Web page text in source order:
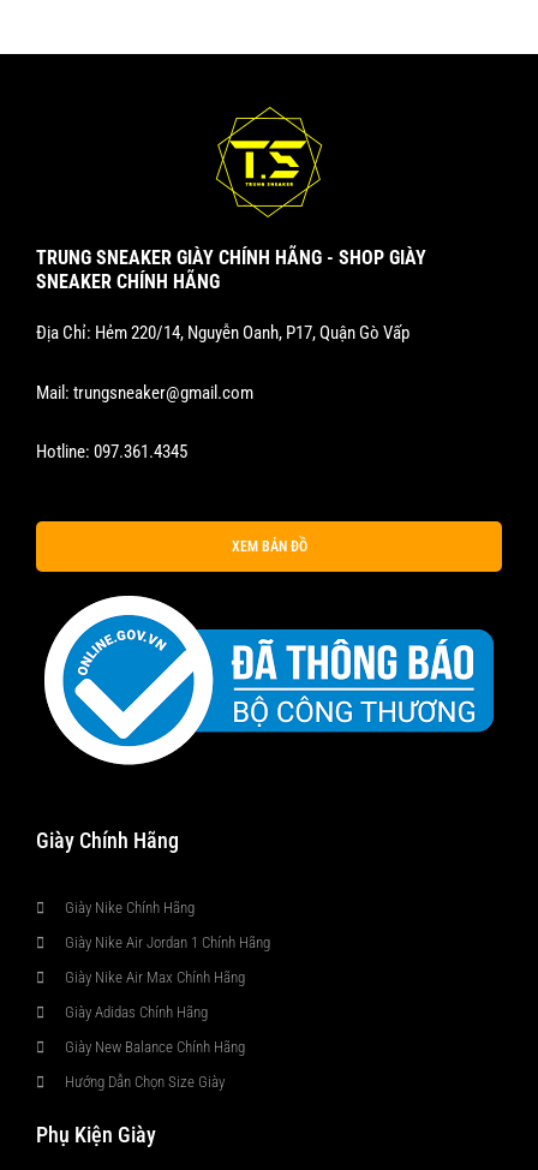
TRUNG SNEAKER GIÀY CHÍNH HÃNG - SHOP GIÀY
SNEAKER CHÍNH HÃNG
Địa Chỉ: Hẻm 220/14, Nguyễn Oanh, P17, Quận Gò Vấp
Mail: trungsneaker@gmail.com
Hotline: 097.361.4345
XEM BẢN ĐỒ
Giày Chính Hãng
Giày Nike Chính Hãng
Giày Nike Air Jordan 1 Chính Hãng
Giày Nike Air Max Chính Hãng
Giày Adidas Chính Hãng
Giày New Balance Chính Hãng
Hướng Dẫn Chọn Size Giày
Phụ Kiện Giày